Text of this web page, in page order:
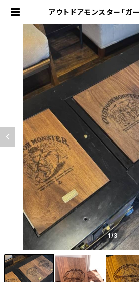
アウトドアモンスター「ガ
on Outdoor
1/3